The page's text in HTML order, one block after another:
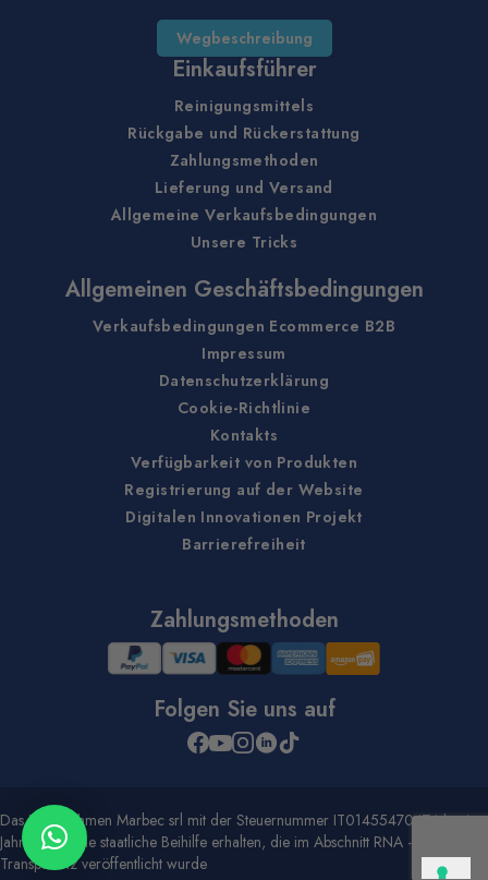
Wegbeschreibung
Einkaufsführer
Reinigungsmittels
Rückgabe und Rückerstattung
Zahlungsmethoden
Lieferung und Versand
Allgemeine Verkaufsbedingungen
Unsere Tricks
Allgemeinen Geschäftsbedingungen
Verkaufsbedingungen Ecommerce B2B
Impressum
Datenschutzerklärung
Cookie-Richtlinie
Kontakts
Verfügbarkeit von Produkten
Registrierung auf der Website
Digitalen Innovationen Projekt
Barrierefreiheit
Zahlungsmethoden
Folgen Sie uns auf
Das Unternehmen Marbec srl mit der Steuernummer IT01455470474 hat im
Jahr 2020 eine staatliche Beihilfe erhalten, die im Abschnitt RNA -
Transparenz veröffentlicht wurde